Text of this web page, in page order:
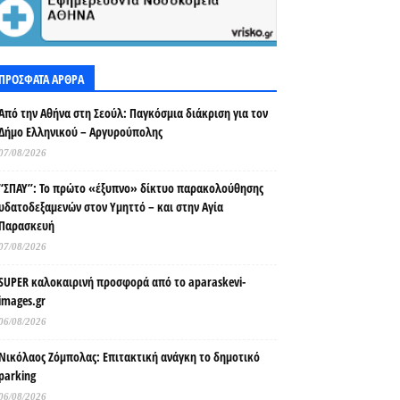
ΑΡΘΡΑ
την Αθήνα στη Σεούλ: Παγκόσμια διάκριση για τον
Ελληνικού – Αργυρούπολης
08/2026
Το πρώτο «έξυπνο» δίκτυο παρακολούθησης
στον Υμηττό – και στην Αγία
08/2026
καλοκαιρινή προσφορά από το aparaskevi-
08/2026
Ζόμπολας: Επιτακτική ανάγκη το δημοτικό
08/2026